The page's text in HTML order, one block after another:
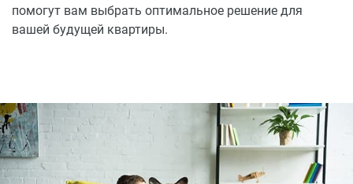
помогут вам выбрать оптимальное решение для
вашей будущей квартиры.